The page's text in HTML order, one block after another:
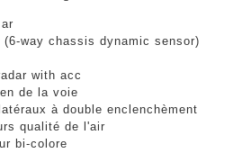
(6-way chassis dynamic sensor)
with acc
de la voie
à double enclenchèment
qualité de l'air
bi-colore